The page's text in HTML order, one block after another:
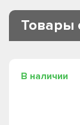
Товары
В наличии